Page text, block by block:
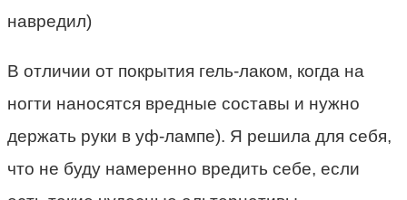
навредил)
В отличии от покрытия гель-лаком, когда на
ногти наносятся вредные составы и нужно
держать руки в уф-лампе). Я решила для себя,
что не буду намеренно вредить себе, если